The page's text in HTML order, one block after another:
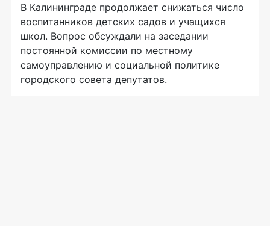
В Калининграде продолжает снижаться число
воспитанников детских садов и учащихся
школ. Вопрос обсуждали на заседании
постоянной комиссии по местному
самоуправлению и социальной политике
городского совета депутатов.